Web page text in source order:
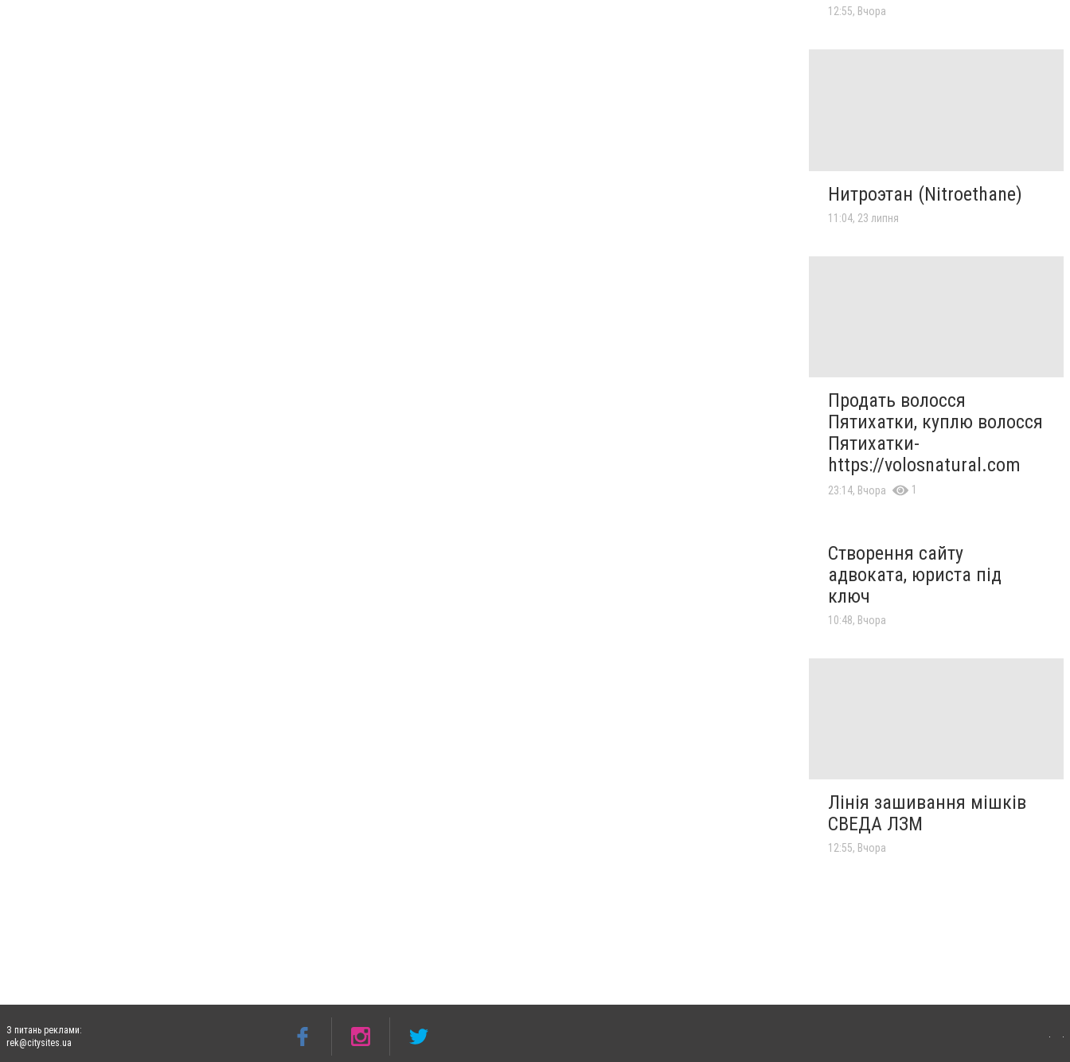
12:55, Вчора
Нитроэтан (Nitroethane)
11:04, 23 липня
Продать волосся
Пятихатки, куплю волосся
Пятихатки-
https://volosnatural.com
23:14, Вчора 1
Створення сайту
адвоката, юриста під
ключ
10:48, Вчора
Лінія зашивання мішків
СВЕДА ЛЗМ
12:55, Вчора
З питань реклами:
rek@citysites.ua